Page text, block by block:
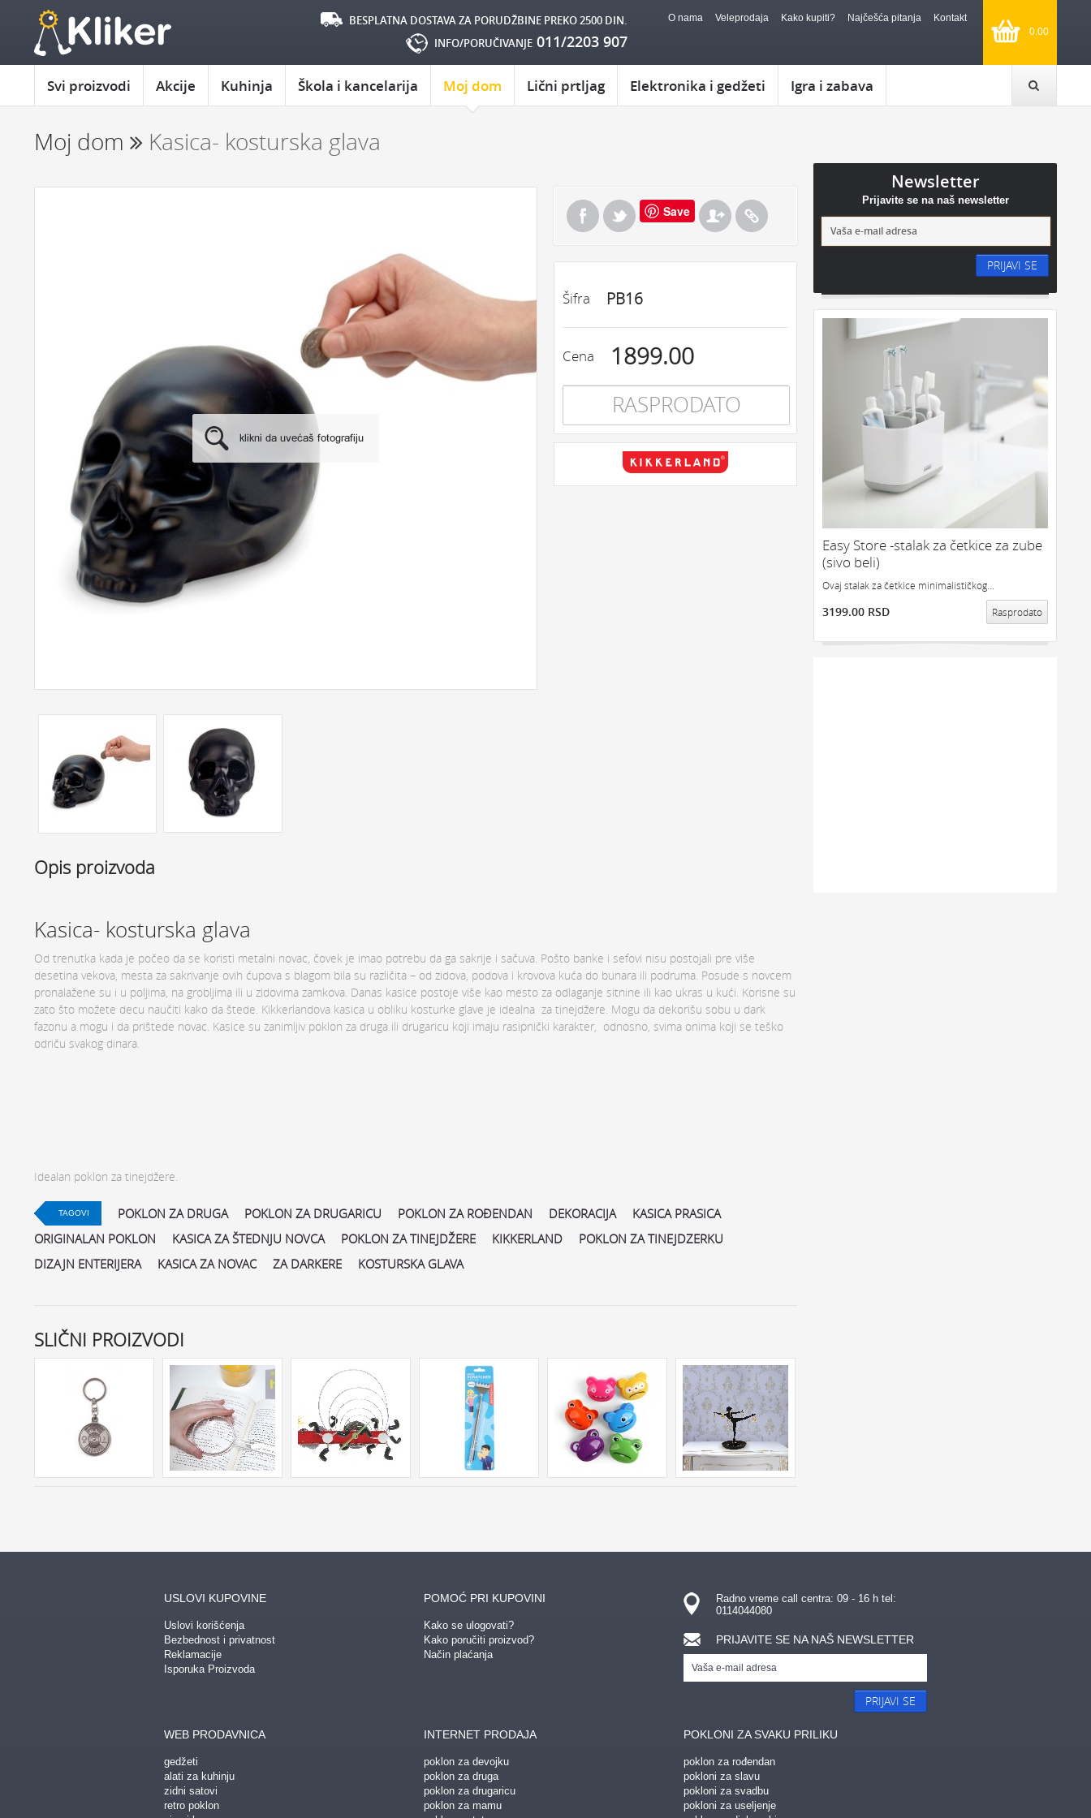
0.00
O nama Veleprodaja Kako kupiti? Najčešća pitanja Kontakt
BESPLATNA DOSTAVA ZA PORUDŽBINE PREKO 2500 DIN.
INFO/PORUČIVANJE 011/2203 907
Svi proizvodi Akcije Kuhinja Škola i kancelarija Moj dom Lični prtljag Elektronika i gedžeti Igra i zabava
Moj dom Kasica- kosturska glava
Save
Šifra PB16
Cena 1899.00
RASPRODATO
Opis proizvoda
Kasica- kosturska glava
Od trenutka kada je počeo da se koristi metalni novac, čovek je imao potrebu da ga sakrije i sačuva. Pošto banke i sefovi nisu postojali pre više
desetina vekova, mesta za sakrivanje ovih ćupova s blagom bila su različita – od zidova, podova i krovova kuća do bunara ili podruma. Posude s novcem
pronalažene su i u poljima, na grobljima ili u zidovima zamkova. Danas kasice postoje više kao mesto za odlaganje sitnine ili kao ukras u kući. Korisne su
zato što možete decu naučiti kako da štede. Kikkerlandova kasica u obliku kosturke glave je idealna za tinejdžere. Mogu da dekorišu sobu u dark
fazonu a mogu i da prištede novac. Kasice su zanimljiv poklon za druga ili drugaricu koji imaju rasipnički karakter, odnosno, svima onima koji se teško
odriču svakog dinara.
Idealan poklon za tinejdžere.
TAGOVI POKLON ZA DRUGA POKLON ZA DRUGARICU POKLON ZA ROĐENDAN DEKORACIJA
KASICA PRASICA
ORIGINALAN POKLON
KASICA ZA ŠTEDNJU NOVCA POKLON ZA TINEJDŽERE KIKKERLAND
POKLON ZA TINEJDZERKU
DIZAJN ENTERIJERA
KASICA ZA NOVAC ZA DARKERE KOSTURSKA GLAVA
SLIČNI PROIZVODI
Newsletter
Prijavite se na naš newsletter
PRIJAVI SE
Easy Store -stalak za četkice za zube
(sivo beli)
Ovaj stalak za četkice minimalističkog...
3199.00 RSD Rasprodato
USLOVI KUPOVINE
Uslovi korišćenja
Bezbednost i privatnost
Reklamacije
Isporuka Proizvoda
POMOĆ PRI KUPOVINI
Kako se ulogovati?
Kako poručiti proizvod?
Način plaćanja
Radno vreme call centra: 09 - 16 h tel:
0114044080
PRIJAVITE SE NA NAŠ NEWSLETTER
PRIJAVI SE
WEB PRODAVNICA
gedžeti
alati za kuhinju
zidni satovi
retro poklon
INTERNET PRODAJA
poklon za devojku
poklon za druga
poklon za drugaricu
poklon za mamu
POKLONI ZA SVAKU PRILIKU
poklon za rođendan
pokloni za slavu
pokloni za svadbu
pokloni za useljenje